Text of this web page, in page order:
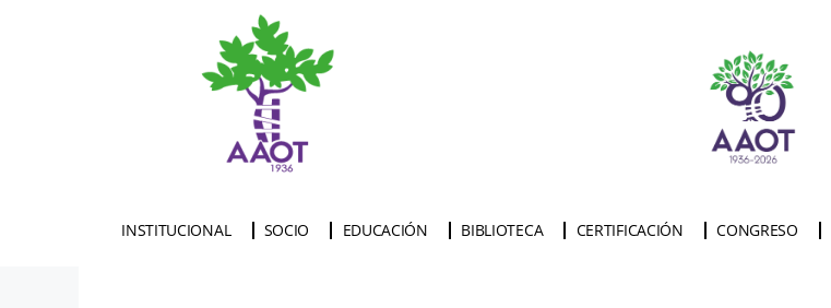
INSTITUCIONAL SOCIO EDUCACIÓN BIBLIOTECA CERTIFICACIÓN CONGRESO